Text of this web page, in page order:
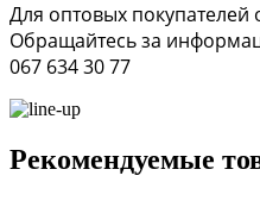
Для оптовых покупателей
Обращайтесь за
067 634 30 77
Рекомендуемые